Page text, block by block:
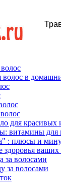
волос в
для красивых
витамины для
: плюсы и
ваших
за волосами
за волосами